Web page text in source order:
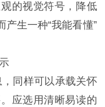
的视觉符号，降低
生一种“我能看懂”
同样可以承载关怀
应选用清晰易读的